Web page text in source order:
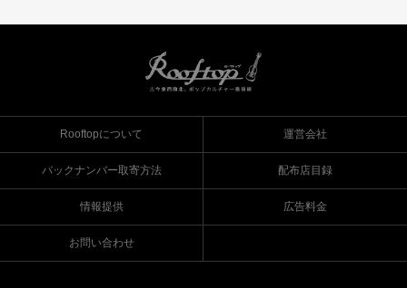
Rooftopについて 運営会社
バックナンバー取寄方法 配布店目録
情報提供 広告料金
お問い合わせ